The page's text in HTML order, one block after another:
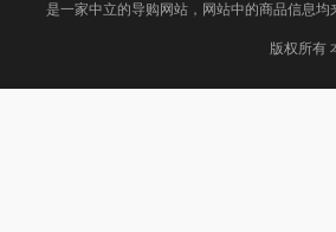
是一家中立的导购网站，网站中的商品信息
版权所有